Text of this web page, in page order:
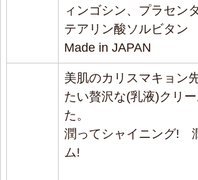
2024/04/14 投稿者：茶太郎 お
★★★★★
他社ドクターズコスメからの変
美白美容液は乾燥しがちですが
っとりしていて乾燥肌の私には
リピします。
ィンゴシン、プラセン
テアリン酸ソルビタン
Made in JAPAN
美肌のカリスマキョン
たい贅沢な(乳液)クリ
た。
潤ってシャイニング!
ム!